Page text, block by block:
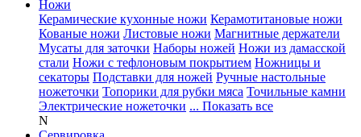
Ножи
Керамические кухонные ножи Керамотитановые ножи
Кованые ножи Листовые ножи Магнитные держатели
Мусаты для заточки Наборы ножей Ножи из дамасской
стали Ножи с тефлоновым покрытием Ножницы и
секаторы Подставки для ножей Ручные настольные
ножеточки Топорики для рубки мяса Точильные камни
Электрические ножеточки ... Показать все
N